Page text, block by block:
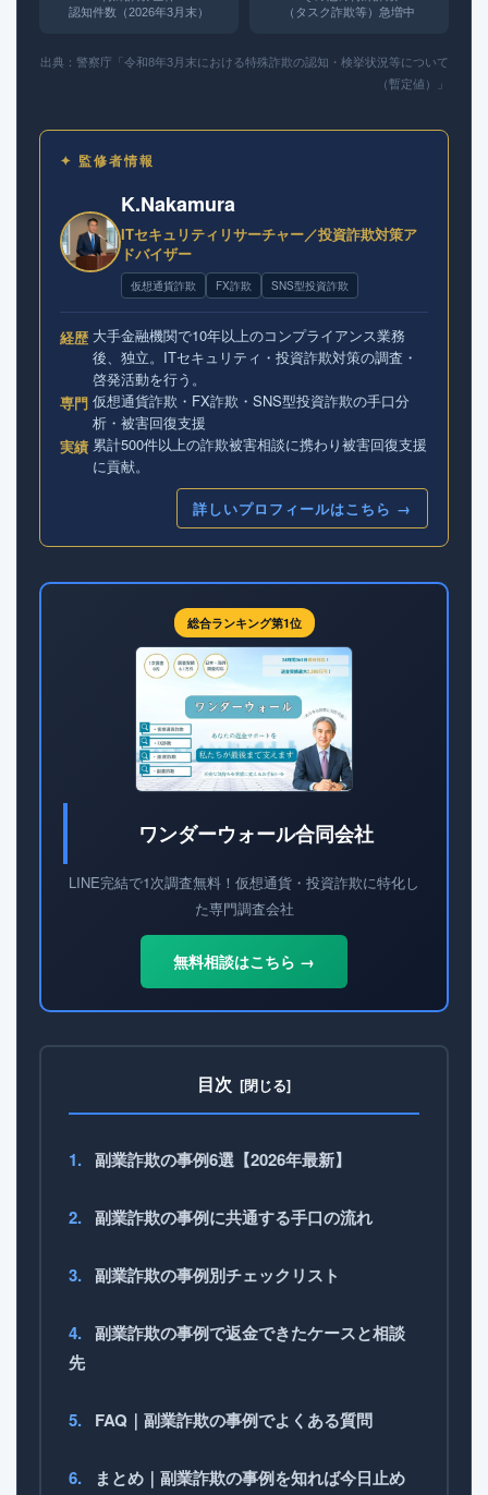
認知件数（2026年3月末）
（タスク詐欺等）急増中
出典：警察庁「令和8年3月末における特殊詐欺の認知・検挙状況等について
（暫定値）」
✦ 監修者情報
K.Nakamura
ITセキュリティリサーチャー／投資詐欺対策ア
ドバイザー
仮想通貨詐欺 FX詐欺 SNS型投資詐欺
経歴 大手金融機関で10年以上のコンプライアンス業務
後、独立。ITセキュリティ・投資詐欺対策の調査・
啓発活動を行う。
専門 仮想通貨詐欺・FX詐欺・SNS型投資詐欺の手口分
析・被害回復支援
実績 累計500件以上の詐欺被害相談に携わり被害回復支援
に貢献。
詳しいプロフィールはこちら →
総合ランキング第1位
ワンダーウォール合同会社
LINE完結で1次調査無料！仮想通貨・投資詐欺に特化し
た専門調査会社
無料相談はこちら →
目次
副業詐欺の事例6選【2026年最新】
副業詐欺の事例に共通する手口の流れ
副業詐欺の事例別チェックリスト
副業詐欺の事例で返金できたケースと相談
先
FAQ｜副業詐欺の事例でよくある質問
まとめ｜副業詐欺の事例を知れば今日止め